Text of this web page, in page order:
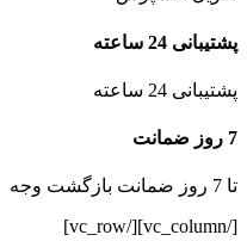
پشتیبانی 24 ساعته
پشتیبانی 24 ساعته
7 روز ضمانت
تا 7 روز ضمانت بازگشت وجه
[/vc_column][/vc_row]